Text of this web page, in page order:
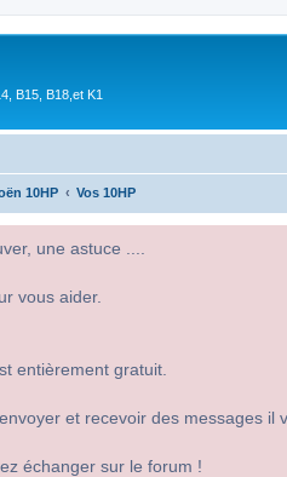
B15, B18,et K1
10HP Vos 10HP
une astuce ....
vous aider.
entièrement gratuit.
et recevoir des messages il
échanger sur le forum !